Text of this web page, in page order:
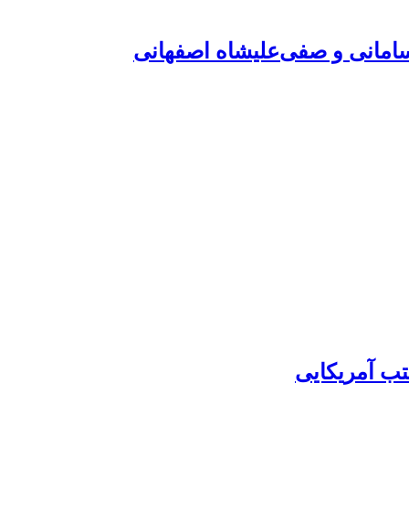
و صفی‌علیشاه اصفهانی
آمریکایی